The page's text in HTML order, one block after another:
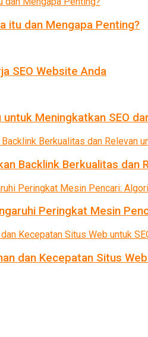
itu dan Mengapa Penting?
SEO Website Anda
Meningkatkan SEO
Backlink Berkualitas dan
Peringkat Mesin
dan Kecepatan Situs